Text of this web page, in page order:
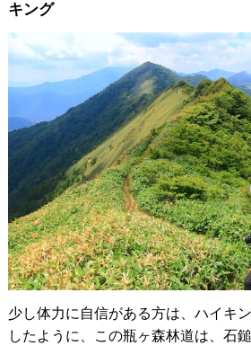
キング
少し体力に自信がある方は、ハイキ
したように、この瓶ヶ森林道は、石